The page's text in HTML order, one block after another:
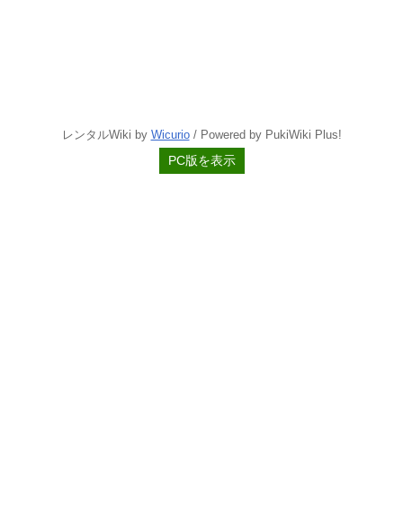
レンタルWiki by Wicurio/ Powered by PukiWiki Plus!
PC版を表示